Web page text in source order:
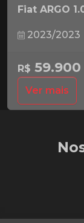
Fiat ARGO
2023/2023
R$ 59.900
Ver mais